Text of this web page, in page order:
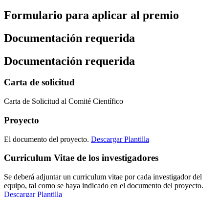
Formulario para aplicar al premio
Documentación requerida
Documentación requerida
Carta de solicitud
Carta de Solicitud al Comité Científico
Proyecto
El documento del proyecto. Descargar Plantilla
Curriculum Vitae de los investigadores
Se deberá adjuntar un curriculum vitae por cada investigador del
equipo, tal como se haya indicado en el documento del proyecto.
Descargar Plantilla